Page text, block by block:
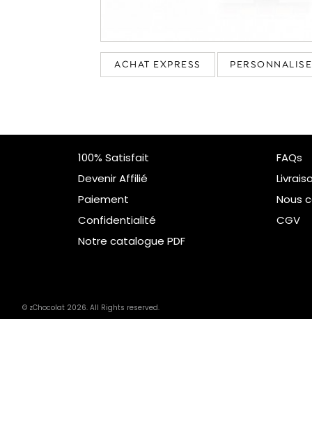
ACHAT EXPRESS
100% Satisfait
Devenir Affilié
Paiement
Confidentialité
Notre catalogue PDF
FAQs
Nous
CGV
© zChocolat 2026. All Rights reserved.